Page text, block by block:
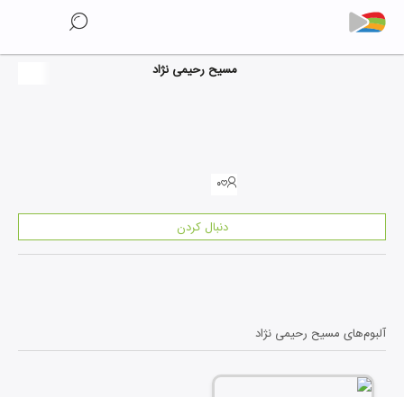
مسیح رحیمی نژاد
۰
دنبال کردن
آلبوم‌های مسیح رحیمی نژاد